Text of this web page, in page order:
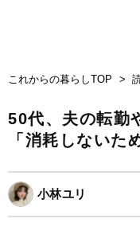
これからの暮らしTOP
50代、夫の転勤
「消耗しないた
小林ユリ